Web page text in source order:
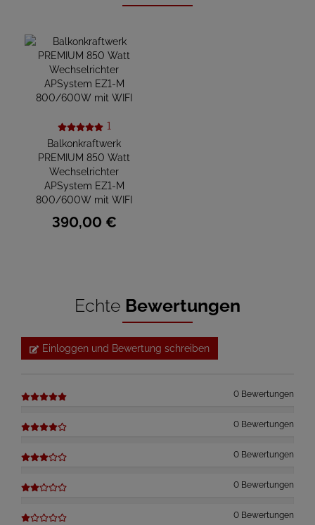
1
Balkonkraftwerk
PREMIUM 850 Watt
Wechselrichter
APSystem EZ1-M
800/600W mit WIFI
390,00 €
Echte Bewertungen
Einloggen und Bewertung schreiben
0 Bewertungen
0 Bewertungen
0 Bewertungen
0 Bewertungen
0 Bewertungen